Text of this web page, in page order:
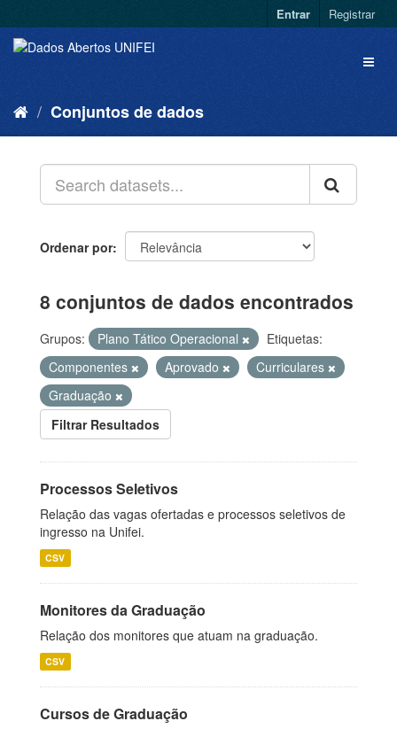
Entrar Registrar
Conjuntos de dados
Ordenar por
8 conjuntos de dados encontrados
Grupos: Plano Tático Operacional
Etiquetas:
Componentes
Aprovado
Curriculares
Graduação
Filtrar Resultados
Processos Seletivos
Relação das vagas ofertadas e processos seletivos de
ingresso na Unifei.
CSV
Monitores da Graduação
Relação dos monitores que atuam na graduação.
CSV
Cursos de Graduação